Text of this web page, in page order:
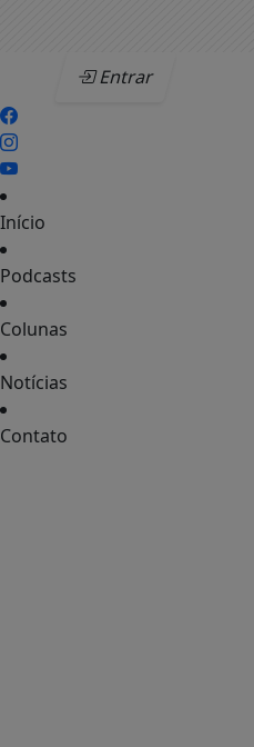
Entrar
Início
Podcasts
Colunas
Notícias
Contato